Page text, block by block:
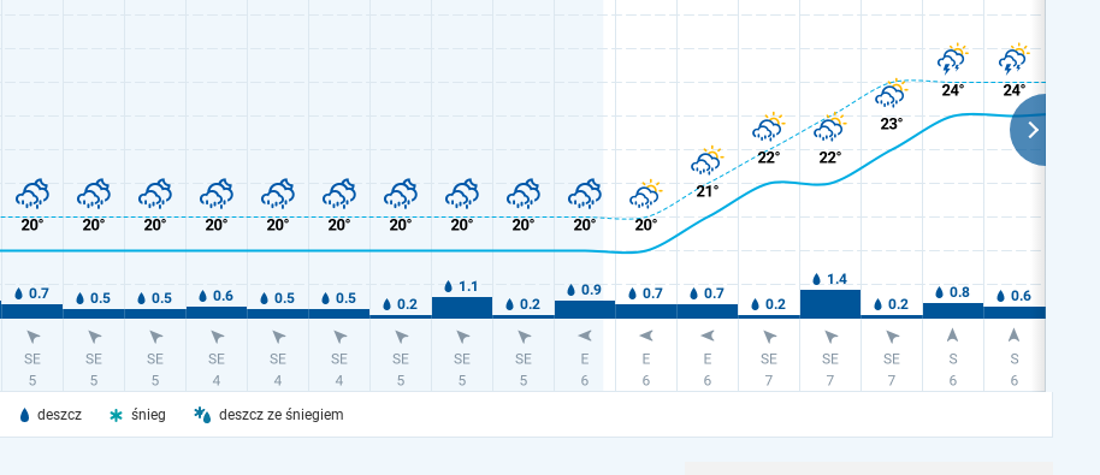
deszcz śnieg deszcz ze śniegiem